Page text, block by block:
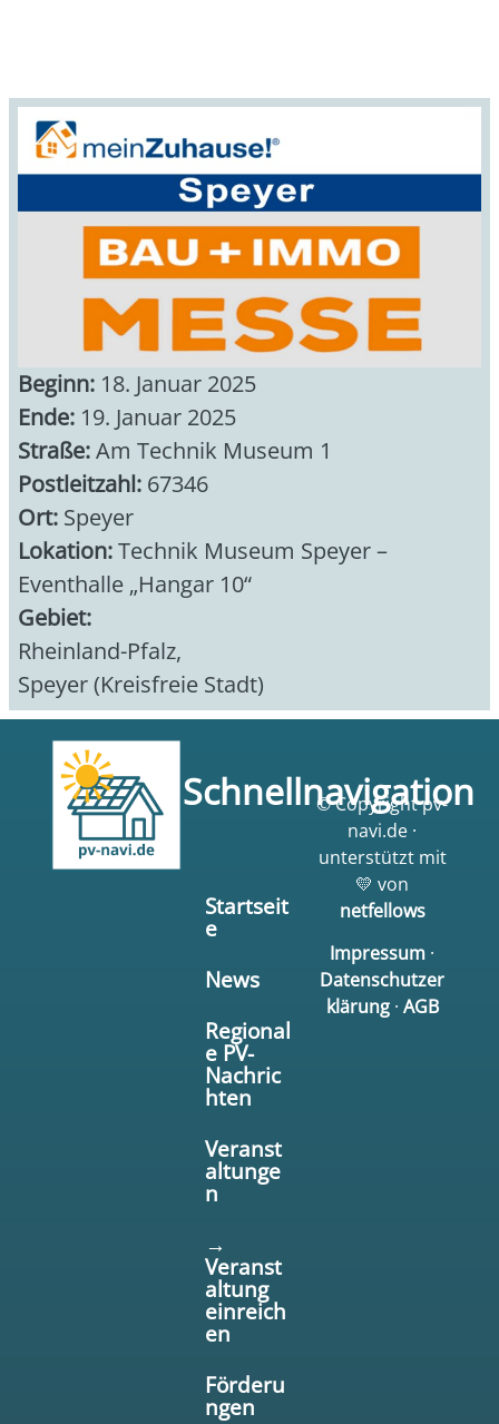
Beginn: 18. Januar 2025
Ende: 19. Januar 2025
Straße:Am Technik Museum 1
Postleitzahl: 67346
Ort: Speyer
Lokation:Technik Museum Speyer –
Eventhalle „Hangar 10“
Gebiet:
Rheinland-Pfalz,
Speyer (Kreisfreie Stadt)
Schnellnavigation
Startseit
e
News
Regional
e PV-
Nachric
hten
Veranst
altunge
n
→
Veranst
altung
einreich
en
Förderu
ngen
© Copyright pv-
navi.de ·
unterstützt mit
💛 von
netfellows
Impressum ·
Datenschutzer
klärung· AGB